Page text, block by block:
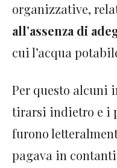
organizzative,
all’assenza di
cui l’acqua
Per questo alcuni
tirarsi indietro e i
furono
pagava in